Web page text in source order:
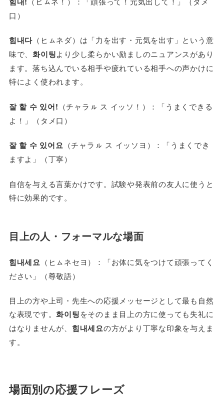
口）
힘내다 （ヒㇺネダ）は「力を出す・元気を出す」という意
味で、화이팅より少し柔らかい励ましのニュアンスがあり
ます。落ち込んでいる相手や疲れている相手への声かけに
特によく使われます。
잘 할 수 있어! （チャラㇽ ス イッソ！）：「うまくできる
よ！」（タメ口）
잘 할 수 있어요 （チャラㇽ ス イッソヨ）：「うまくでき
ますよ」（丁寧）
自信を与える言葉かけです。試験や発表前の友人に使うと
特に効果的です。
目上の人・フォーマルな場面
힘내세요 （ヒㇺネセヨ）：「お体に気をつけて頑張ってく
ださい」（尊敬語）
目上の方や上司・先生への応援メッセージとして最も自然
な表現です。화이팅をそのまま目上の方に使っても失礼に
はなりませんが、 힘내세요の方がより丁寧な印象を与えま
す。
場面別の応援フレーズ